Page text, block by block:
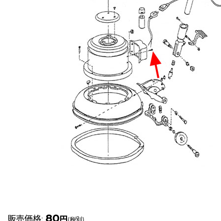
販売価格: 80 円